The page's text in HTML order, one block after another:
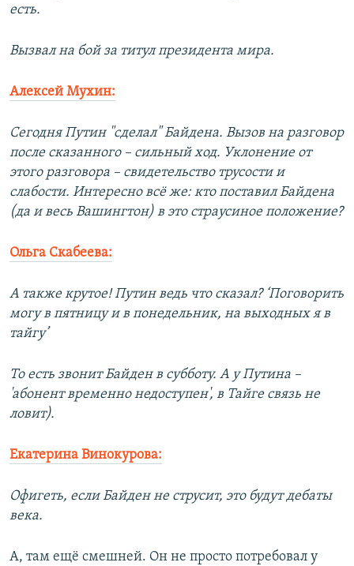
есть.
Вызвал на бой за титул президента мира.
Алексей Мухин:
Сегодня Путин "сделал" Байдена. Вызов на разговор
после сказанного – сильный ход. Уклонение от
этого разговора – свидетельство трусости и
слабости. Интересно всё же: кто поставил Байдена
(да и весь Вашингтон) в это страусиное положение?
Ольга Скабеева:
А также крутое! Путин ведь что сказал? ‘Поговорить
могу в пятницу и в понедельник, на выходных я в
тайгу’
То есть звонит Байден в субботу. А у Путина –
'абонент временно недоступен', в Тайге связь не
ловит).
Екатерина Винокурова:
Офигеть, если Байден не струсит, это будут дебаты
века.
А, там ещё смешней. Он не просто потребовал у